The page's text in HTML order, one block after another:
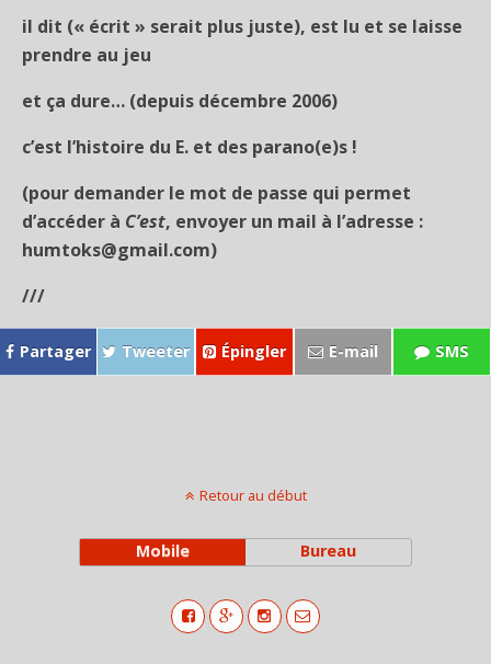
il dit (« écrit » serait plus juste), est lu et se laisse
prendre au jeu
et ça dure… (depuis décembre 2006)
c’est l’histoire du E. et des parano(e)s !
(pour demander le mot de passe qui permet
d’accéder à C’est, envoyer un mail à l’adresse :
humtoks@gmail.com)
///
Partager Tweeter Épingler E-mail SMS
Retour au début
Mobile Bureau